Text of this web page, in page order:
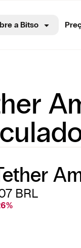
a Bitso
BRL